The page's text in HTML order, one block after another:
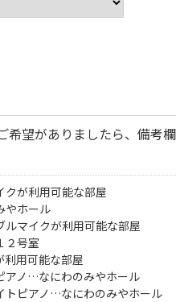
希望がありましたら、備考
が利用可能な部屋
やホール
マイクが利用可能な部屋
２号室
用可能な部屋
アノ…なにわのみやホール
トピアノ…なにわのみやホール